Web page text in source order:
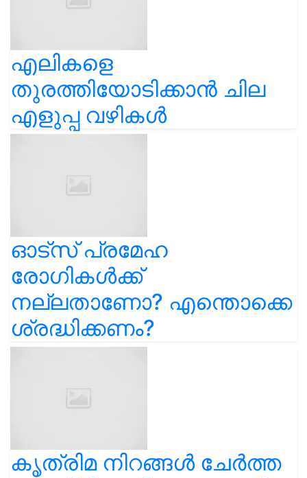
എലികളെ
തുരത്തിയോടിക്കാൻ ചില
എളുപ്പ വഴികൾ
ഓട്സ് പ്രമേഹ
രോഗികൾക്ക്
നല്ലതാണോ? എന്തൊക്കെ
ശ്രദ്ധിക്കണം?
കൃത്രിമ നിറങ്ങൾ ചേർത്ത